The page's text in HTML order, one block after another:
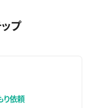
プ
り依頼